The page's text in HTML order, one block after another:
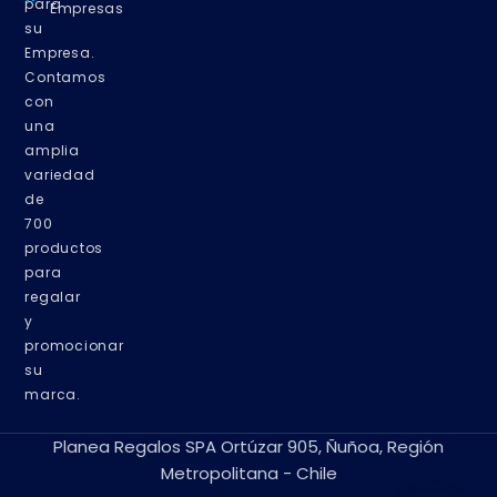
para
su
Empresa.
Contamos
con
una
amplia
variedad
de
700
productos
para
regalar
y
promocionar
su
marca.
Empresas
Planea Regalos SPA Ortúzar 905, Ñuñoa, Región
Metropolitana - Chile